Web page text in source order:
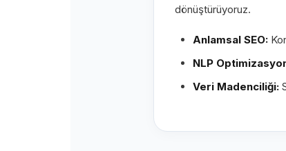
dönüştürüyoruz.
Anlamsal SEO:
NLP
Veri Madenciliği: